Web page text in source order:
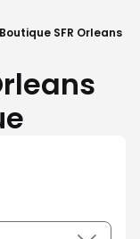
Boutique SFR Orleans